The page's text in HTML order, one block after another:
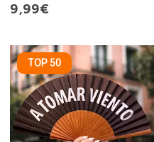
9,99€
TOP 50